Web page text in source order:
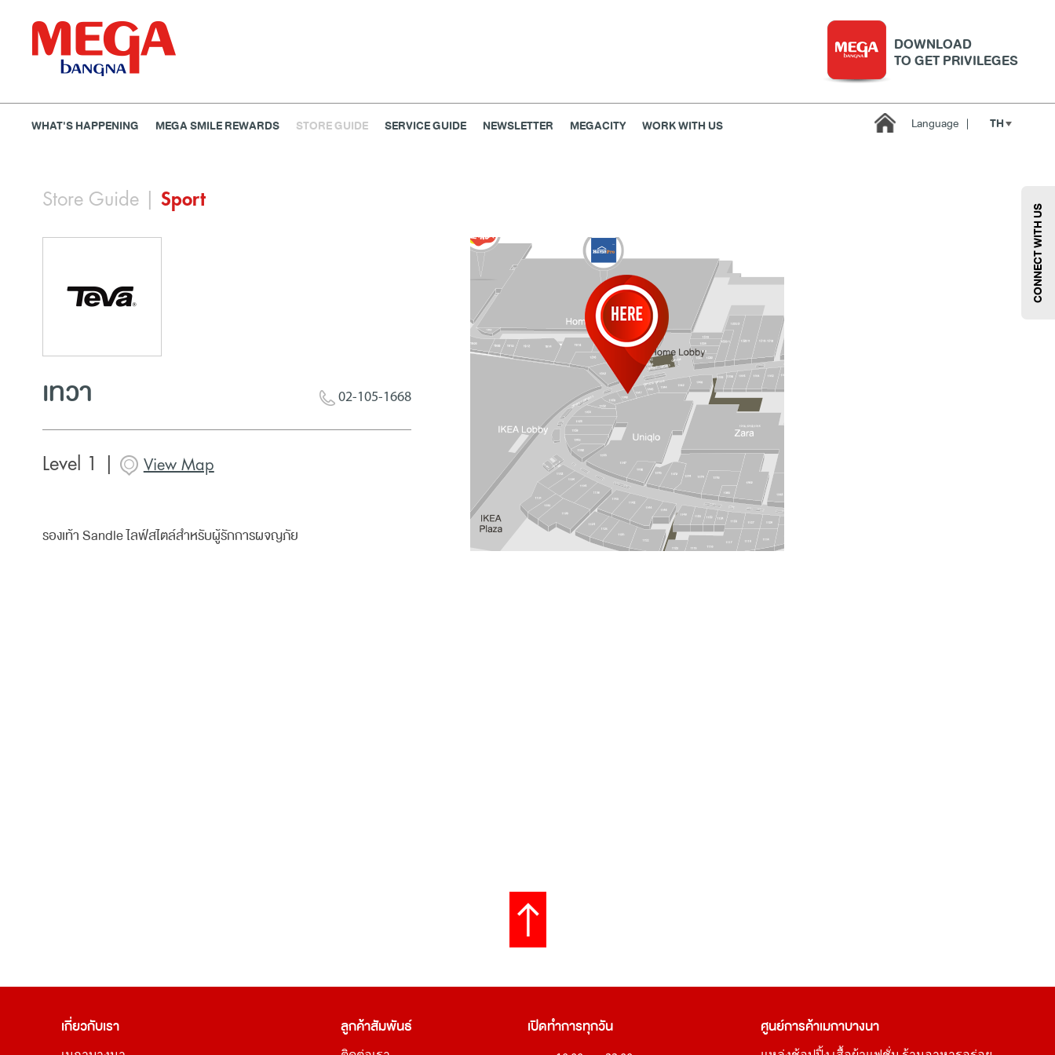
DOWNLOAD
TO GET PRIVILEGES
WHAT'S HAPPENING MEGA SMILE REWARDS STORE GUIDE SERVICE GUIDE NEWSLETTER MEGACITY WORK WITH US Language | TH
ธนาคาร ร้านอาหาร เอ็นเตอร์เทนเม้นท์
แฟชั่น@Megabangna
CONNECT WITH US
Store Guide| Sport
เทวา 02-105-1668
Level 1 | View Map
รองเท้า Sandle ไลฟ์สไตล์สำหรับผู้รักการผจญภัย
เกี่ยวกับเรา ลูกค้าสัมพันธ์ เปิดทำการทุกวัน ศูนย์การค้าเมกาบางนา